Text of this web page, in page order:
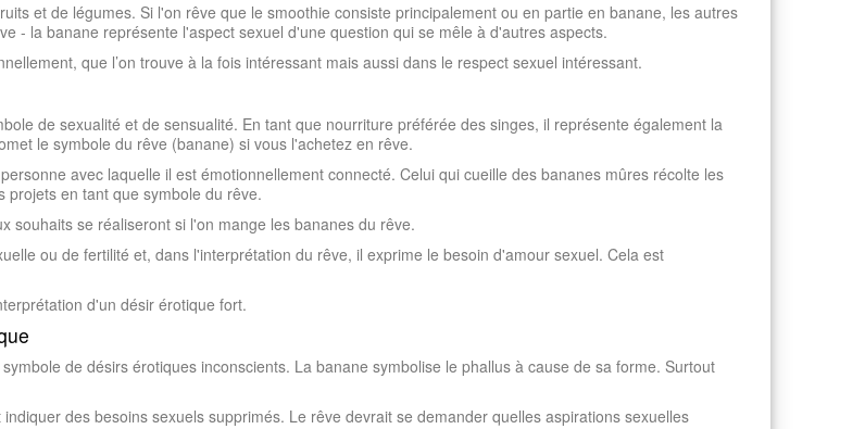
et de légumes. Si l'on rêve que le smoothie consiste principalement ou en partie en banane, les autres
- la banane représente l'aspect sexuel d'une question qui se mêle à d'autres aspects.
que l’on trouve à la fois intéressant mais aussi dans le respect sexuel intéressant.
de sexualité et de sensualité. En tant que nourriture préférée des singes, il représente également la
le symbole du rêve (banane) si vous l'achetez en rêve.
avec laquelle il est émotionnellement connecté. Celui qui cueille des bananes mûres récolte les
projets en tant que symbole du rêve.
souhaits se réaliseront si l'on mange les bananes du rêve.
ou de fertilité et, dans l'interprétation du rêve, il exprime le besoin d'amour sexuel. Cela est
d'un désir érotique fort.
de désirs érotiques inconscients. La banane symbolise le phallus à cause de sa forme. Surtout
des besoins sexuels supprimés. Le rêve devrait se demander quelles aspirations sexuelles